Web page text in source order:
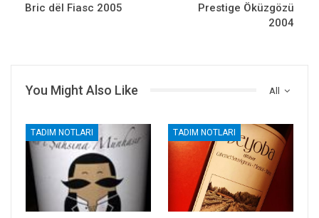
Bric dël Fiasc 2005
Prestige Öküzgözü
2004
All
You Might Also Like
TADIM NOTLARI TADIM NOTLARI